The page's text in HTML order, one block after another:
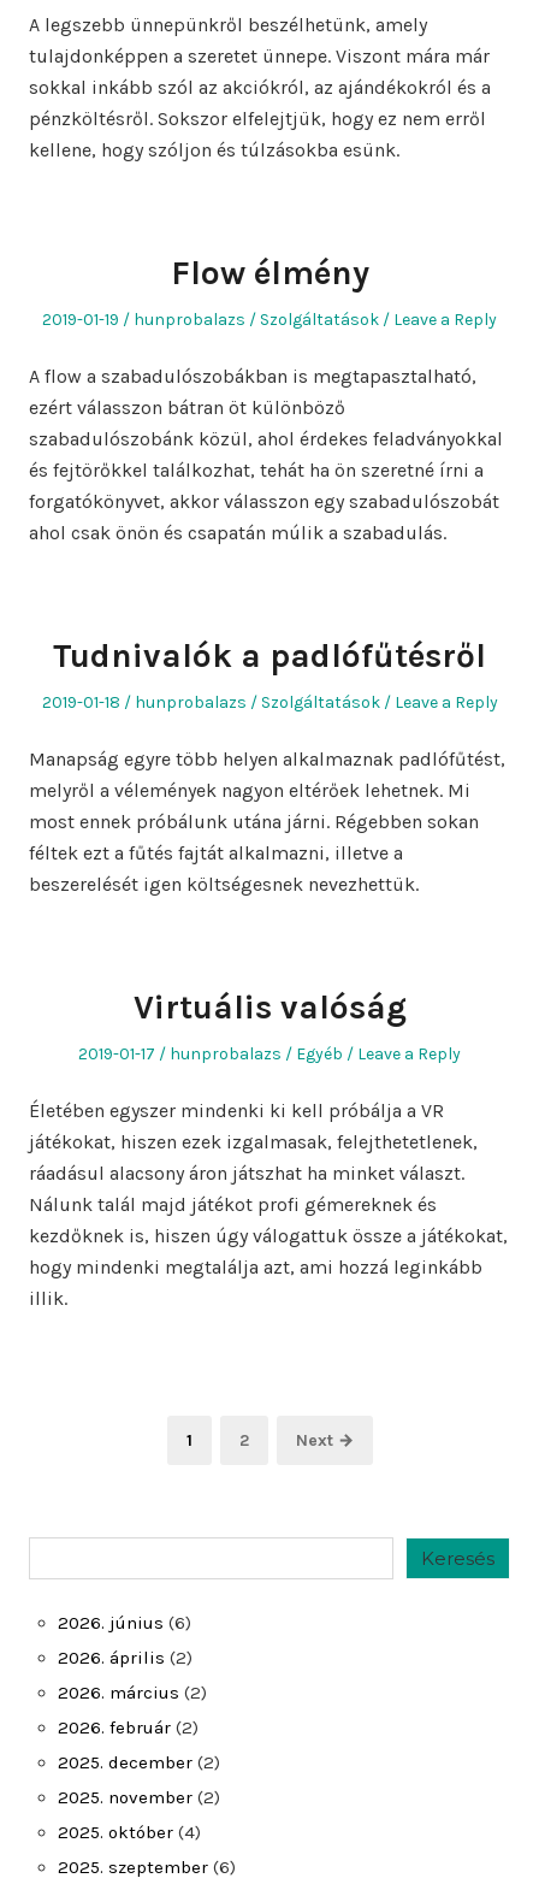
A legszebb ünnepünkről beszélhetünk, amely
tulajdonképpen a szeretet ünnepe. Viszont mára már
sokkal inkább szól az akciókról, az ajándékokról és a
pénzköltésről. Sokszor elfelejtjük, hogy ez nem erről
kellene, hogy szóljon és túlzásokba esünk.
Flow élmény
Posted
2019-01-19 Author
hunprobalazs
Posted
Szolgáltatások Leave a Reply
A flow a szabadulószobákban is megtapasztalható,
ezért válasszon bátran öt különböző
szabadulószobánk közül, ahol érdekes feladványokkal
és fejtörőkkel találkozhat, tehát ha ön szeretné írni a
forgatókönyvet, akkor válasszon egy szabadulószobát
ahol csak önön és csapatán múlik a szabadulás.
Tudnivalók a padlófűtésről
Posted
2019-01-18 Author
hunprobalazs
Posted
Szolgáltatások Leave a Reply
Manapság egyre több helyen alkalmaznak padlófűtést,
melyről a vélemények nagyon eltérőek lehetnek. Mi
most ennek próbálunk utána járni. Régebben sokan
féltek ezt a fűtés fajtát alkalmazni, illetve a
beszerelését igen költségesnek nevezhettük.
Virtuális valóság
Posted
2019-01-17 Author
hunprobalazs
Posted
Egyéb Leave a Reply
Életében egyszer mindenki ki kell próbálja a VR
játékokat, hiszen ezek izgalmasak, felejthetetlenek,
ráadásul alacsony áron játszhat ha minket választ.
Nálunk talál majd játékot profi gémereknek és
kezdőknek is, hiszen úgy válogattuk össze a játékokat,
hogy mindenki megtalálja azt, ami hozzá leginkább
illik.
BejegyzésekPage
1 Page
2 Next →
Keresés
2026. június (6)
2026. április (2)
2026. március (2)
2026. február (2)
2025. december (2)
2025. november (2)
2025. október (4)
2025. szeptember (6)